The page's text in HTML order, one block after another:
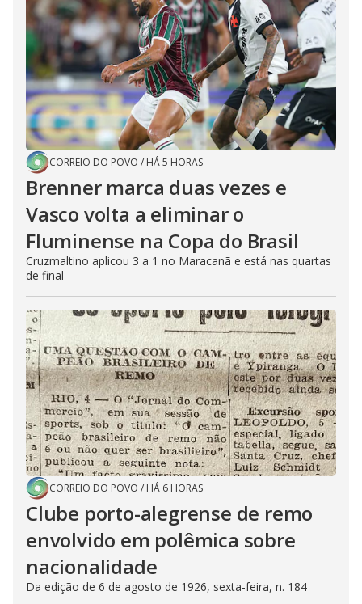
CORREIO DO POVO / HÁ 5 HORAS
Brenner marca duas vezes e
Vasco volta a eliminar o
Fluminense na Copa do Brasil
Cruzmaltino aplicou 3 a 1 no Maracanã e está nas quartas
de final
CORREIO DO POVO / HÁ 6 HORAS
Clube porto-alegrense de remo
envolvido em polêmica sobre
nacionalidade
Da edição de 6 de agosto de 1926, sexta-feira, n. 184